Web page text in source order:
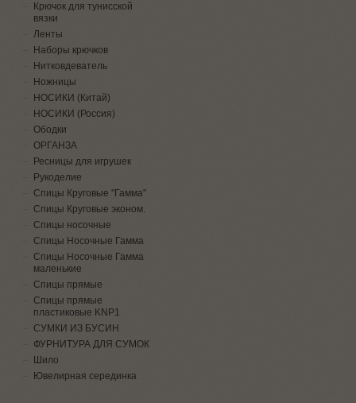
Крючок для тунисской
вязки
Ленты
Наборы крючков
Нитковдеватель
Ножницы
НОСИКИ (Китай)
НОСИКИ (Россия)
Ободки
ОРГАНЗА
Ресницы для игрушек
Рукоделие
Спицы Круговые "Гамма"
Спицы Круговые эконом.
Спицы носочные
Спицы Носочные Гамма
Спицы Носочные Гамма
маленькие
Спицы прямые
Спицы прямые
пластиковые KNP1
СУМКИ ИЗ БУСИН
ФУРНИТУРА ДЛЯ СУМОК
Шило
Ювелирная серединка